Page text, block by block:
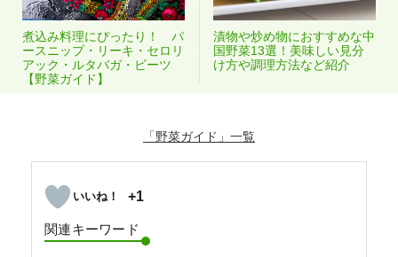
煮込み料理にぴったり！ パ
ースニップ・リーキ・セロリ
アック・ルタバガ・ビーツ
【野菜ガイド】
漬物や炒め物におすすめな中
国野菜13選！美味しい見分
け方や調理方法など紹介
「野菜ガイド」
+1
関連キーワード